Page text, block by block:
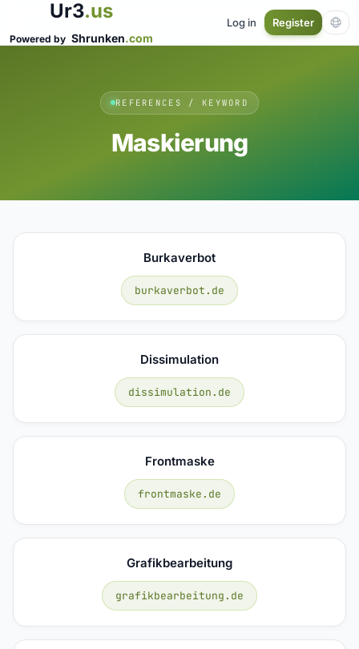
Ur3.us
Powered by Shrunken.com
Log in Register
REFERENCES / KEYWORD
Maskierung
Burkaverbot
burkaverbot.de
Dissimulation
dissimulation.de
Frontmaske
frontmaske.de
Grafikbearbeitung
grafikbearbeitung.de